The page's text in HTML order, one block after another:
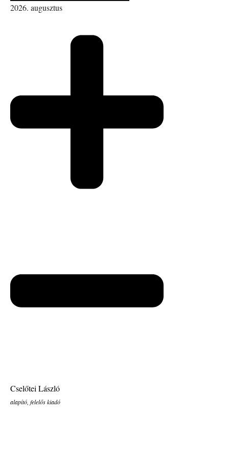
2026. augusztus
Cselőtei László
alapító, felelős kiadó